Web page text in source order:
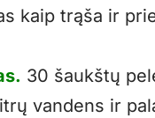
kaip trąša ir
30 šaukštų
vandens ir